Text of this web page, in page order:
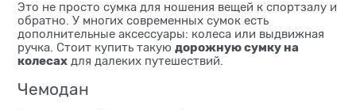
Это не просто сумка для ношения вещей к спортзалу и
обратно. У многих современных сумок есть
дополнительные аксессуары: колеса или выдвижная
ручка. Стоит купить такую дорожную сумку на
колесах для далеких путешествий.
Чемодан